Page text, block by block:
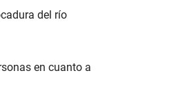
del río
en cuanto a